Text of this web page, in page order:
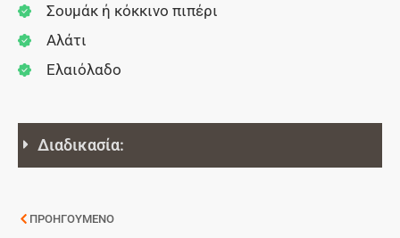
Σουμάκ ή κόκκινο πιπέρι
Αλάτι
Ελαιόλαδο
Διαδικασία:
ΠΡΟΗΓΟΥΜΕΝΟ